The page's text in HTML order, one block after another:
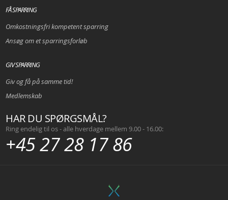
FÅ SPARRING
Omkostningsfri kompetent sparring
Ansøg om et sparringsforløb
GIV SPARRING
Giv og få på samme tid!
Medlemskab
HAR DU SPØRGSMÅL?
Ring endelig til os - alle hverdage mellem 9.00 - 16.00:
+45 27 28 17 86